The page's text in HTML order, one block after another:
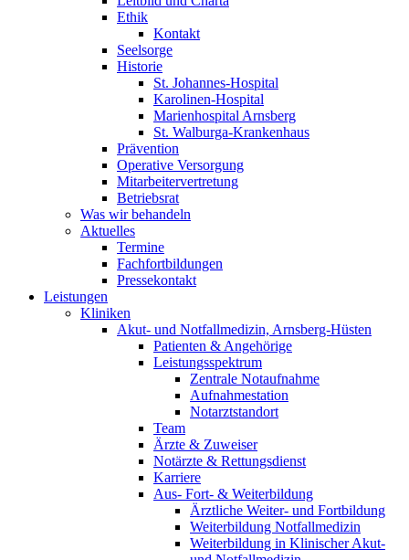
Ethik
Kontakt
Seelsorge
Historie
St. Johannes-Hospital
Karolinen-Hospital
Marienhospital Arnsberg
St. Walburga-Krankenhaus
Prävention
Operative Versorgung
Mitarbeitervertretung
Betriebsrat
Was wir behandeln
Aktuelles
Termine
Fachfortbildungen
Pressekontakt
Leistungen
Kliniken
Akut- und Notfallmedizin, Arnsberg-Hüsten
Patienten & Angehörige
Leistungsspektrum
Zentrale Notaufnahme
Aufnahmestation
Notarztstandort
Team
Ärzte & Zuweiser
Notärzte & Rettungsdienst
Karriere
Aus- Fort- & Weiterbildung
Ärztliche Weiter- und Fortbildung
Weiterbildung Notfallmedizin
Weiterbildung in Klinischer Akut-